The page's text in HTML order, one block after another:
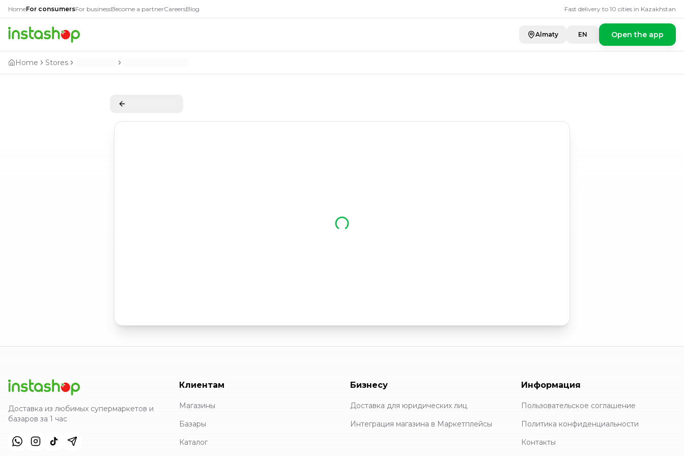
HomeFor consumersFor businessBecome a partnerCareersBlog Fast delivery to 10 cities in Kazakhstan
Almaty EN Open the app
Home Stores
Доставка из любимых супермаркетов и
базаров за 1 час
Клиентам
Магазины
Базары
Каталог
Бизнесу
Доставка для юридических лиц
Интеграция магазина в Маркетплейсы
Информация
Пользовательское соглашение
Политика конфиденциальности
Контакты